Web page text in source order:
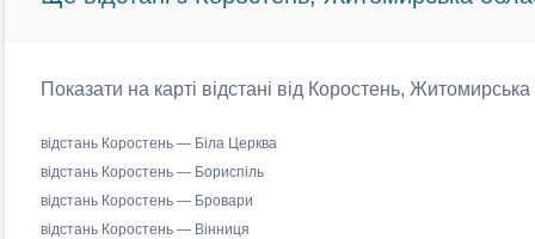
Показати на карті відстані від Коростень,
відстань Коростень — Біла Церква
відстань Коростень — Бориспіль
відстань Коростень — Бровари
відстань Коростень — Вінниця